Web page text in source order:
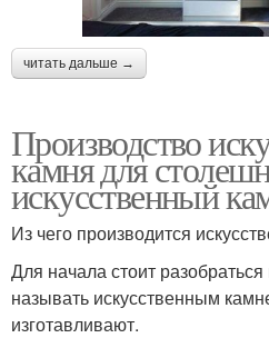
читать дальше →
Производство
камня для
искусственный
Из чего производится
Для начала стоит
называть искусственным
изготавливают.